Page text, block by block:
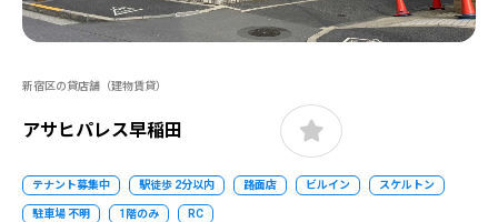
新宿区の貸店舗（建物賃貸）
アサヒパレス早稲田
テナント募集中 駅徒歩 2分以内 路面店 ビルイン スケルトン
駐車場 不明 1階のみ RC